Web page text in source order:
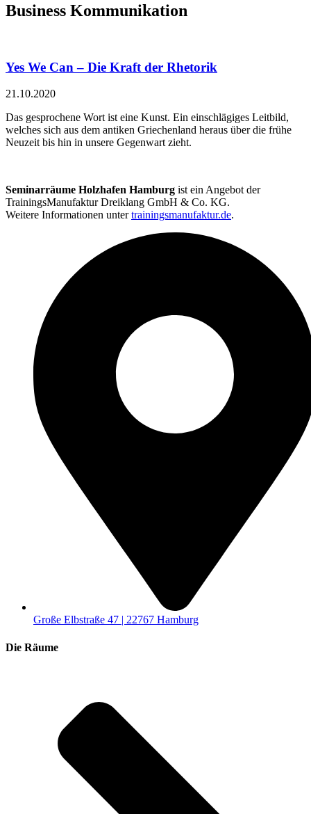
Business Kommunikation
Yes We Can – Die Kraft der Rhetorik
21.10.2020
Das gesprochene Wort ist eine Kunst. Ein einschlägiges Leitbild,
welches sich aus dem antiken Griechenland heraus über die frühe
Neuzeit bis hin in unsere Gegenwart zieht.
Seminarräume Holzhafen Hamburg ist ein Angebot der
TrainingsManufaktur Dreiklang GmbH & Co. KG.
Weitere Informationen untertrainingsmanufaktur.de.
Große Elbstraße 47 | 22767 Hamburg
Die Räume